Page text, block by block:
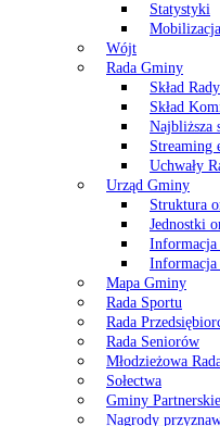
Statystyki
Mobilizacja
Wójt
Rada Gminy
Skład Rady
Skład
Najbliższa
Streaming
Uchwały
Urząd Gminy
Struktura
Jednostki
Informacja
Informacja
Mapa Gminy
Rada Sportu
Rada
Rada Seniorów
Młodzieżowa
Sołectwa
Gminy Partnerskie
Nagrody